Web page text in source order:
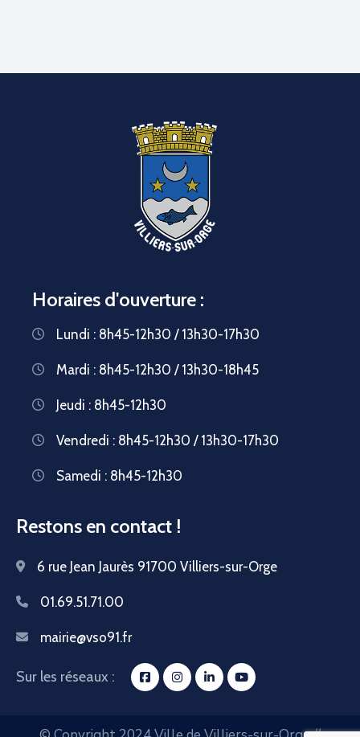
Horaires d'ouverture :
Lundi : 8h45-12h30 / 13h30-17h30
Mardi : 8h45-12h30 / 13h30-18h45
Jeudi : 8h45-12h30
Vendredi : 8h45-12h30 / 13h30-17h30
Samedi : 8h45-12h30
Restons en contact !
6 rue Jean Jaurès 91700 Villiers-sur-Orge
01.69.51.71.00
mairie@vso91.fr
Sur les réseaux :